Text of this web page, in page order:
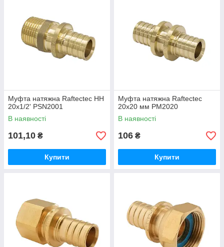
Муфта натяжна Raftectec НН
20x1/2' PSN2001
В наявності
101,10 ₴
Купити
Муфта натяжна Raftectec
20x20 мм PM2020
В наявності
106 ₴
Купити